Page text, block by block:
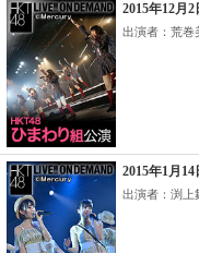
2015年12月
出演者：荒巻
2015年1月
出演者：渕上